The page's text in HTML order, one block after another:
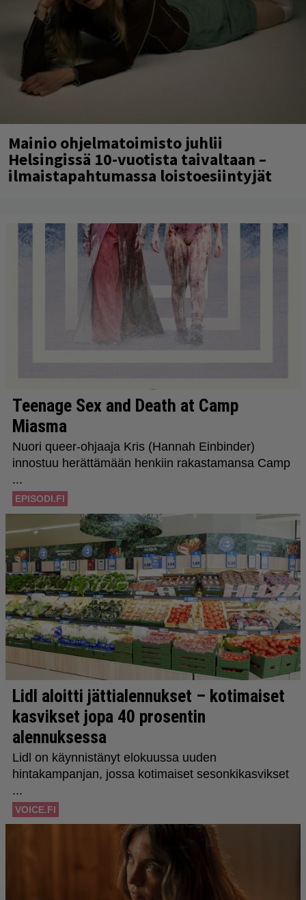
Mainio ohjelmatoimisto juhlii
Helsingissä 10-vuotista taivaltaan –
ilmaistapahtumassa loistoesiintyjät